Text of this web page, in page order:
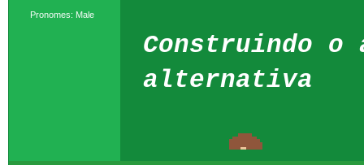
Pronomes: Male
Construindo o
alternativa